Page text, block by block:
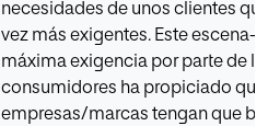
necesidades de unos clientes
vez más exigentes. Este escena-
máxima exigencia por parte de
consumidores ha propiciado que
empresas/marcas tengan que